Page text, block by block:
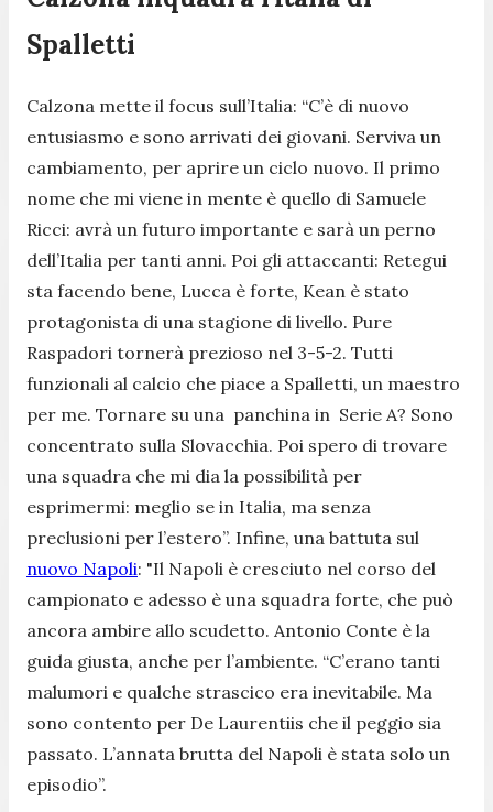
Spalletti
Calzona mette il focus sull’Italia: “C’è di nuovo
entusiasmo e sono arrivati dei giovani. Serviva un
cambiamento, per aprire un ciclo nuovo. Il primo
nome che mi viene in mente è quello di Samuele
Ricci: avrà un futuro importante e sarà un perno
dell’Italia per tanti anni. Poi gli attaccanti: Retegui
sta facendo bene, Lucca è forte, Kean è stato
protagonista di una stagione di livello. Pure
Raspadori tornerà prezioso nel 3-5-2. Tutti
funzionali al calcio che piace a Spalletti, un maestro
per me. Tornare su una panchina in Serie A? Sono
concentrato sulla Slovacchia. Poi spero di trovare
una squadra che mi dia la possibilità per
esprimermi: meglio se in Italia, ma senza
preclusioni per l’estero”. Infine, una battuta sul
nuovo Napoli: "Il Napoli è cresciuto nel corso del
campionato e adesso è una squadra forte, che può
ancora ambire allo scudetto. Antonio Conte è la
guida giusta, anche per l’ambiente. “C’erano tanti
malumori e qualche strascico era inevitabile. Ma
sono contento per De Laurentiis che il peggio sia
passato. L’annata brutta del Napoli è stata solo un
episodio”.